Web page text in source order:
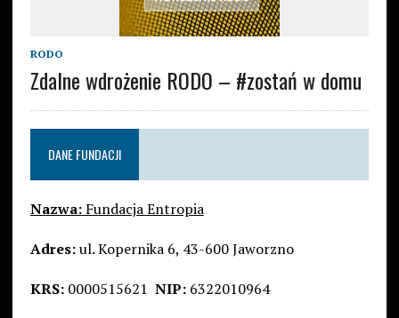
RODO
Zdalne wdrożenie RODO – #zostań w domu
DANE FUNDACJI
Nazwa:Fundacja Entropia
Adres:ul. Kopernika 6, 43-600 Jaworzno
KRS: 0000515621 NIP: 6322010964